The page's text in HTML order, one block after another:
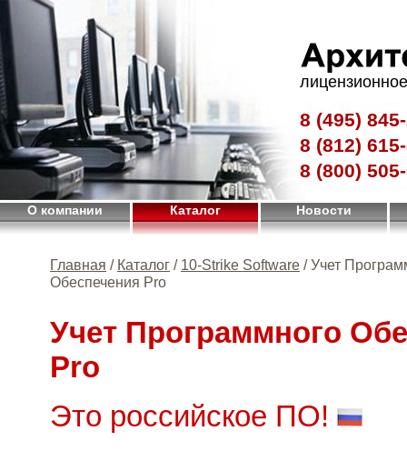
8 (495)
8 (812)
8 (800)
О компании Каталог Новости
Главная / Каталог / 10-Strike Software / Учет
Обеспечения Pro
Учет Программного
Pro
Это российское ПО!